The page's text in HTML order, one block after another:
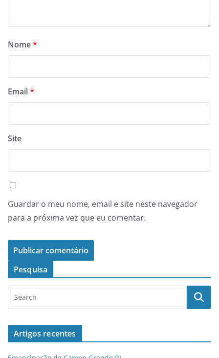
Nome*
Email*
Site
Guardar o meu nome, email e site neste navegador
para a próxima vez que eu comentar.
Pesquisa
Artigos recentes